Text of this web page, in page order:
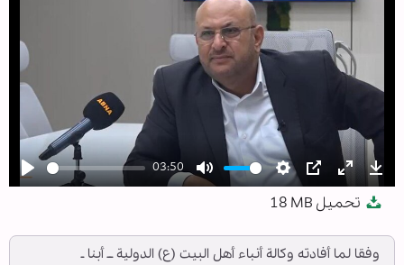
Play
03:50
Mute Settings
PIP Enter
تحميل 18 MB
وفقا لما أفادته وكالة أنباء أهل البيت (ع) الدولية ــ أبنا ـ